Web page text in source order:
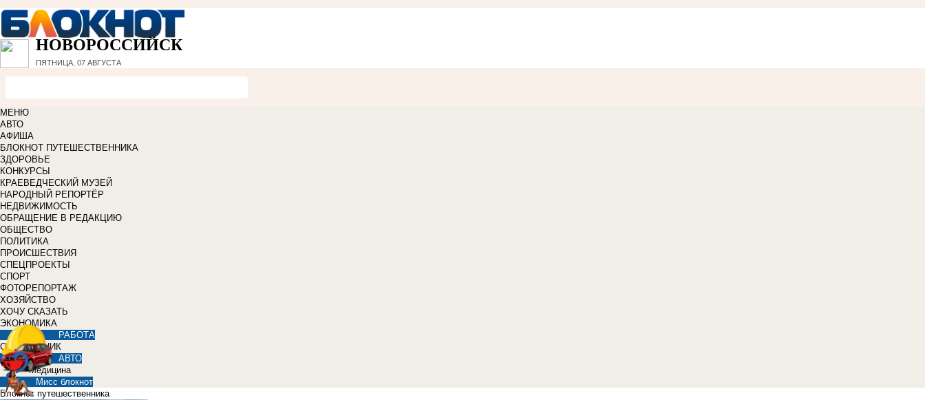
НОВОРОССИЙСК
ПЯТНИЦА, 07 АВГУСТА
МЕНЮ
АВТО
АФИША
БЛОКНОТ ПУТЕШЕСТВЕННИКА
ЗДОРОВЬЕ
КОНКУРСЫ
КРАЕВЕДЧЕСКИЙ МУЗЕЙ
НАРОДНЫЙ РЕПОРТЁР
НЕДВИЖИМОСТЬ
ОБРАЩЕНИЕ В РЕДАКЦИЮ
ОБЩЕСТВО
ПОЛИТИКА
ПРОИСШЕСТВИЯ
СПЕЦПРОЕКТЫ
СПОРТ
ФОТОРЕПОРТАЖ
ХОЗЯЙСТВО
ХОЧУ СКАЗАТЬ
ЭКОНОМИКА
РАБОТА
СПРАВОЧНИК
АВТО
Медицина
Мисс блокнот
Блокнот путешественника